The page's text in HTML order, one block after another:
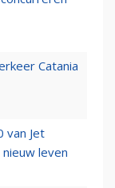
Catania
van Jet
leven